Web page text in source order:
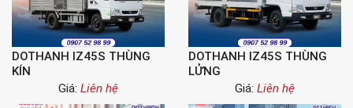
DOTHANH IZ45S THÙNG
KÍN
Giá: Liên hệ
DOTHANH IZ45S THÙNG
LỬNG
Giá: Liên hệ